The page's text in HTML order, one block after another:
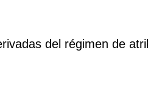
del régimen de